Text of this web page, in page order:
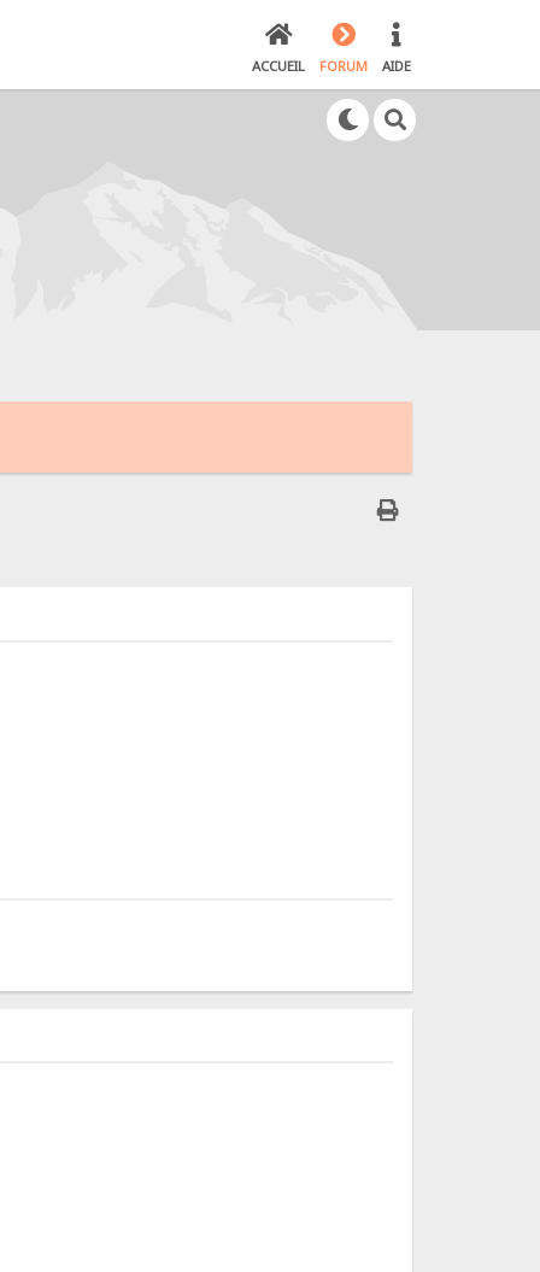
ACCUEIL FORUM AIDE